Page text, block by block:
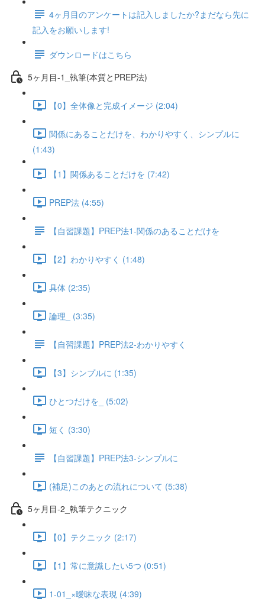
4ヶ月目のアンケートは記入しましたか?まだなら先に
記入をお願いします!
ダウンロードはこちら
5ヶ月目-1_執筆(本質とPREP法)
【0】全体像と完成イメージ (2:04)
関係にあることだけを、わかりやすく、シンプルに
(1:43)
【1】関係あることだけを (7:42)
PREP法 (4:55)
【自習課題】PREP法1-関係のあることだけを
【2】わかりやすく (1:48)
具体 (2:35)
論理_ (3:35)
【自習課題】PREP法2-わかりやすく
【3】シンプルに (1:35)
ひとつだけを_ (5:02)
短く (3:30)
【自習課題】PREP法3-シンプルに
(補足)このあとの流れについて (5:38)
5ヶ月目-2_執筆テクニック
【0】テクニック (2:17)
【1】常に意識したい5つ (0:51)
1-01_×曖昧な表現 (4:39)